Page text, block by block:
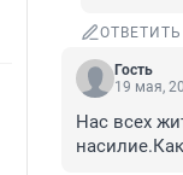
ОТВЕТИТЬ
Гость
19 мая,
Нас всех